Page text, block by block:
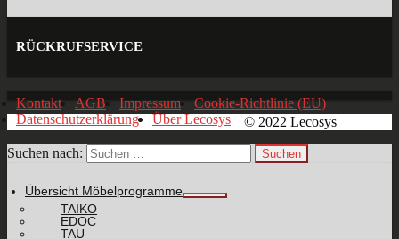
RÜCKRUFSERVICE
Kontakt AGB Impressum
Cookie-Richtlinie (EU)
Datenschutzerklärung
Über Lecosys © 2022 Lecosys
Suchen nach:
Übersicht Möbelprogramme
TAIKO
EDOC
TAU